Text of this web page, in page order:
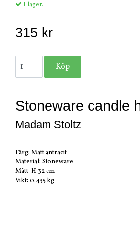
I lager.
315 kr
Stoneware candle
Färg: Matt antracit
Material: Stoneware
Mått: H:32 cm
Vikt: 0.435 kg